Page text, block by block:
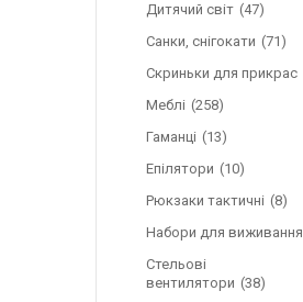
Дитячий світ
47
Санки, снігокати
71
Скриньки для прикрас
Меблі
258
Гаманці
13
Епілятори
10
Рюкзаки тактичні
8
Набори для виживання
Стельові
вентилятори
38